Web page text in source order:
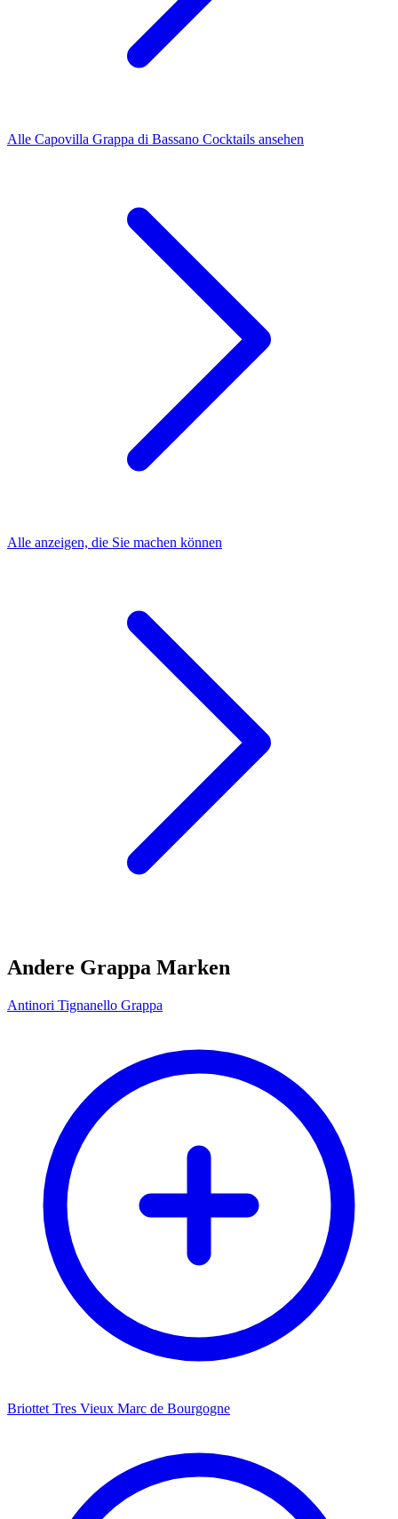
Alle Capovilla Grappa di Bassano Cocktails ansehen
Alle anzeigen, die Sie machen können
Andere Grappa Marken
Antinori Tignanello Grappa
Briottet Tres Vieux Marc de Bourgogne